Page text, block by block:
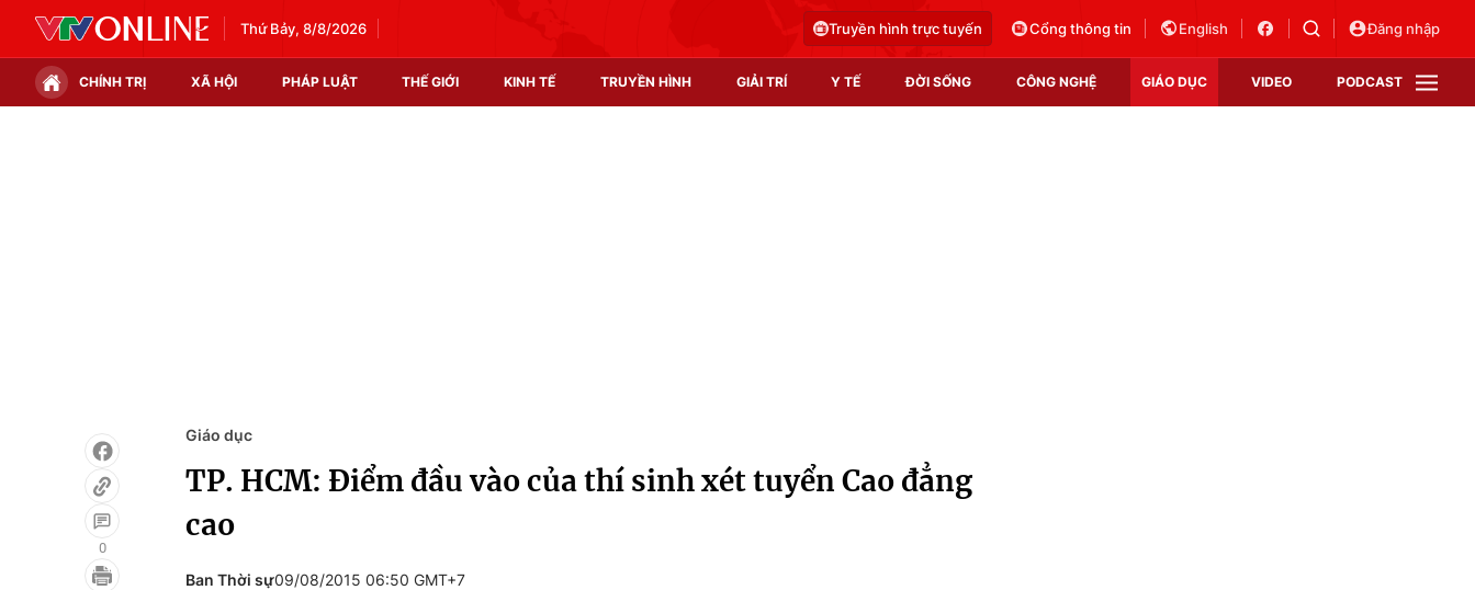
Thứ Bảy, 8/8/2026 Truyền hình trực tuyến Cổng thông tin English Đăng nhập
CHÍNH TRỊ XÃ HỘI PHÁP LUẬT THẾ GIỚI KINH TẾ TRUYỀN HÌNH GIẢI TRÍ Y TẾ ĐỜI SỐNG CÔNG NGHỆ GIÁO DỤC VIDEO PODCAST
Infographic
0
Giáo dục
TP. HCM: Điểm đầu vào của thí sinh xét tuyển Cao đẳng
cao
Ban Thời sự09/08/2015 06:50 GMT+7